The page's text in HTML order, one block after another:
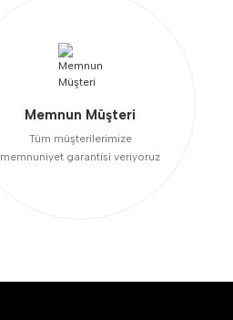
Memnun Müşteri
Tüm müşterilerimize
memnuniyet garantisi veriyoruz